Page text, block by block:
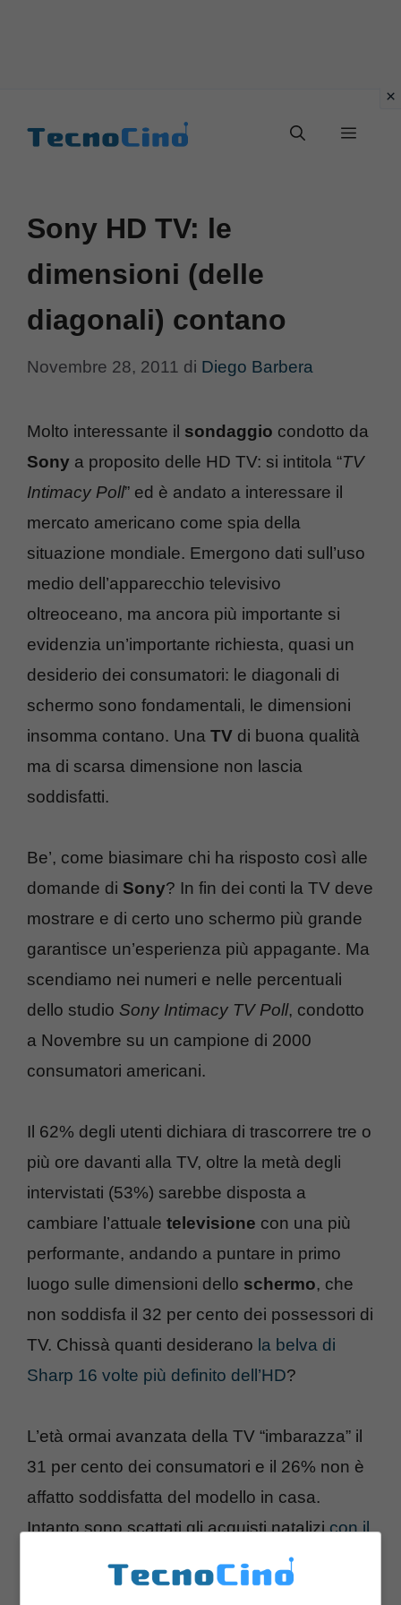
Menu
Sony HD TV: le
dimensioni (delle
diagonali) contano
Novembre 28, 2011 di Diego Barbera
Molto interessante il sondaggio condotto da
Sony a proposito delle HD TV: si intitola “TV
Intimacy Poll” ed è andato a interessare il
mercato americano come spia della
situazione mondiale. Emergono dati sull’uso
medio dell’apparecchio televisivo
oltreoceano, ma ancora più importante si
evidenzia un’importante richiesta, quasi un
desiderio dei consumatori: le diagonali di
schermo sono fondamentali, le dimensioni
insomma contano. Una TV di buona qualità
ma di scarsa dimensione non lascia
soddisfatti.
Be’, come biasimare chi ha risposto così alle
domande di Sony? In fin dei conti la TV deve
mostrare e di certo uno schermo più grande
garantisce un’esperienza più appagante. Ma
scendiamo nei numeri e nelle percentuali
dello studio Sony Intimacy TV Poll, condotto
a Novembre su un campione di 2000
consumatori americani.
Il 62% degli utenti dichiara di trascorrere tre o
più ore davanti alla TV, oltre la metà degli
intervistati (53%) sarebbe disposta a
cambiare l’attuale televisione con una più
performante, andando a puntare in primo
luogo sulle dimensioni dello schermo, che
non soddisfa il 32 per cento dei possessori di
TV. Chissà quanti desiderano la belva di
Sharp 16 volte più definito dell’HD?
L’età ormai avanzata della TV “imbarazza” il
31 per cento dei consumatori e il 26% non è
affatto soddisfatta del modello in casa.
Intanto sono scattati gli acquisti natalizicon il
tradizionale Black Friday inaugurato anche in
Italia(d qualche tempo) da Apple. E voi,